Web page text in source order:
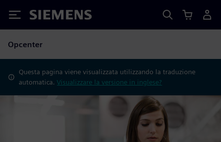
Siemens
Opcenter
Questa pagina viene visualizzata utilizzando la traduzione
automatica.Visualizzare la versione in inglese?